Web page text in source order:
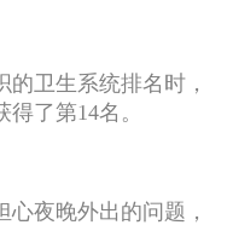
卫生系统排名时，
了第14名。
夜晚外出的问题，